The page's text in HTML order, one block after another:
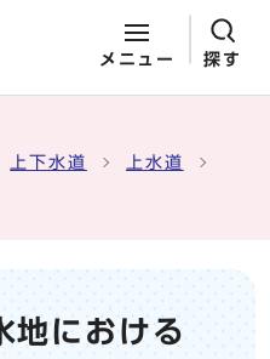
メニュー 探す
上下水道 上水道
地における